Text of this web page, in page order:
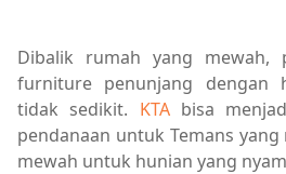
Dibalik rumah yang mewah,
furniture penunjang dengan
tidak sedikit. KTAbisa
pendanaan untuk Temans
mewah untuk hunian yang